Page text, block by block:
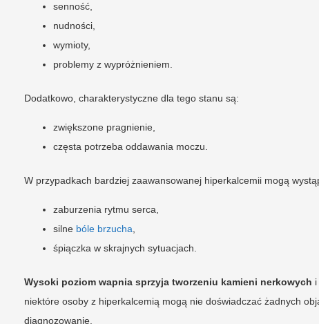
senność,
nudności,
wymioty,
problemy z wypróżnieniem.
Dodatkowo, charakterystyczne dla tego stanu są:
zwiększone pragnienie,
częsta potrzeba oddawania moczu.
W przypadkach bardziej zaawansowanej hiperkalcemii mogą
zaburzenia rytmu serca,
silne bóle brzucha
śpiączka w skrajnych sytuacjach.
Wysoki poziom wapnia sprzyja tworzeniu kamieni nerkowych
niektóre osoby z hiperkalcemią mogą nie doświadczać żadnych
diagnozowanie.